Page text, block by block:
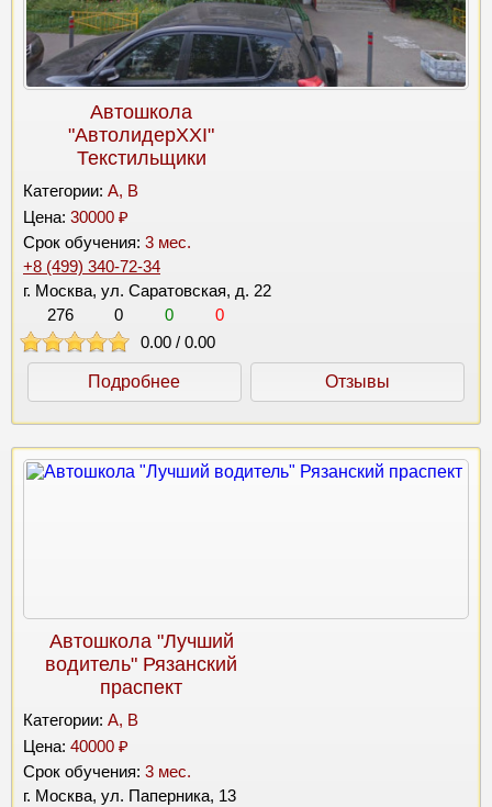
Автошкола
"АвтолидерХХI"
Текстильщики
Категории: A, B
Цена: 30000 ₽
Срок обучения: 3 мес.
+8 (499) 340-72-34
г. Москва, ул. Саратовская, д. 22
276
0 0
0
0.00 / 0.00
Подробнее Отзывы
Автошкола "Лучший
водитель" Рязанский
праспект
Категории: A, B
Цена: 40000 ₽
Срок обучения: 3 мес.
г. Москва, ул. Паперника, 13